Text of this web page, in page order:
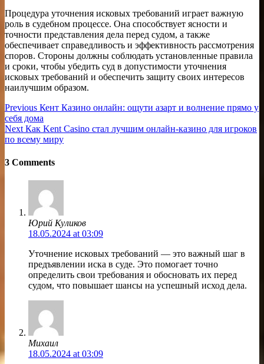
Процедура уточнения исковых требований играет важную
роль в судебном процессе. Она способствует ясности и
точности представления дела перед судом, а также
обеспечивает справедливость и эффективность рассмотрения
споров. Стороны должны соблюдать установленные правила
и сроки, чтобы убедить суд в допустимости уточнения
исковых требований и обеспечить защиту своих интересов
наилучшим образом.
Навигация
по
записям
Previous Previous
post:
Кент Казино онлайн: ощути азарт и волнение прямо у
себя дома
Next Next
post:
Как Kent Casino стал лучшим онлайн-казино для игроков
по всему миру
3 Comments
Юрий Куликов
18.05.2024 at 03:09
Уточнение исковых требований — это важный шаг в
предъявлении иска в суде. Это помогает точно
определить свои требования и обосновать их перед
судом, что повышает шансы на успешный исход дела.
Михаил
18.05.2024 at 03:09